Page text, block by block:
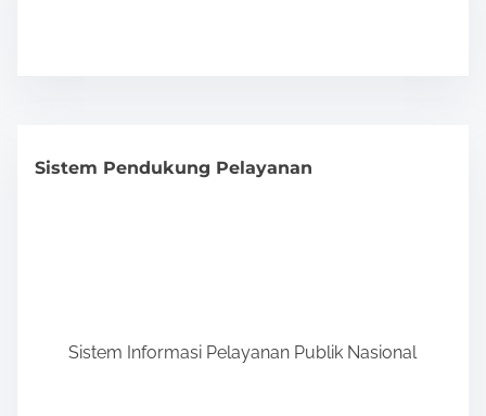
Sistem Pendukung Pelayanan
Sistem Informasi Pelayanan Publik Nasional